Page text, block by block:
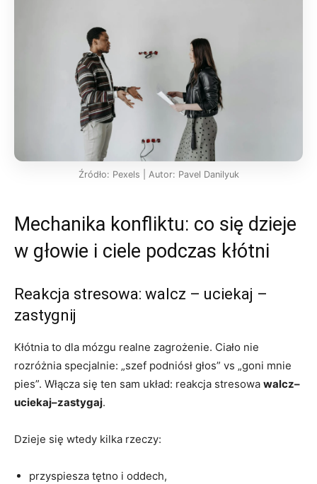
Źródło: Pexels | Autor: Pavel Danilyuk
Mechanika konfliktu: co się dzieje
w głowie i ciele podczas kłótni
Reakcja stresowa: walcz – uciekaj –
zastygnij
Kłótnia to dla mózgu realne zagrożenie. Ciało nie
rozróżnia specjalnie: „szef podniósł głos” vs „goni mnie
pies”. Włącza się ten sam układ: reakcja stresowa walcz–
uciekaj–zastygaj.
Dzieje się wtedy kilka rzeczy:
przyspiesza tętno i oddech,